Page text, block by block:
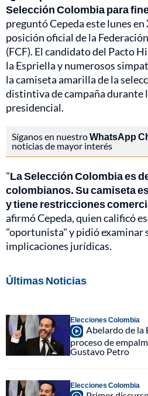
Selección Colombia para
preguntó Cepeda este lunes
posición oficial de la
(FCF). El candidato del Pacto
la Espriella y numerosos
la camiseta amarilla de la
distintiva de campaña durante
presidencial.
Síganos en nuestroWhatsApp
noticias de mayor interés
"La Selección Colombia es
colombianos. Su camiseta
y tiene restricciones
afirmó Cepeda, quien calificó
"oportunista" y pidió examinar
implicaciones jurídicas.
Últimas Noticias
Elecciones Colombia
Abelardo de la
proceso de
Gustavo Petro
Elecciones Colombia